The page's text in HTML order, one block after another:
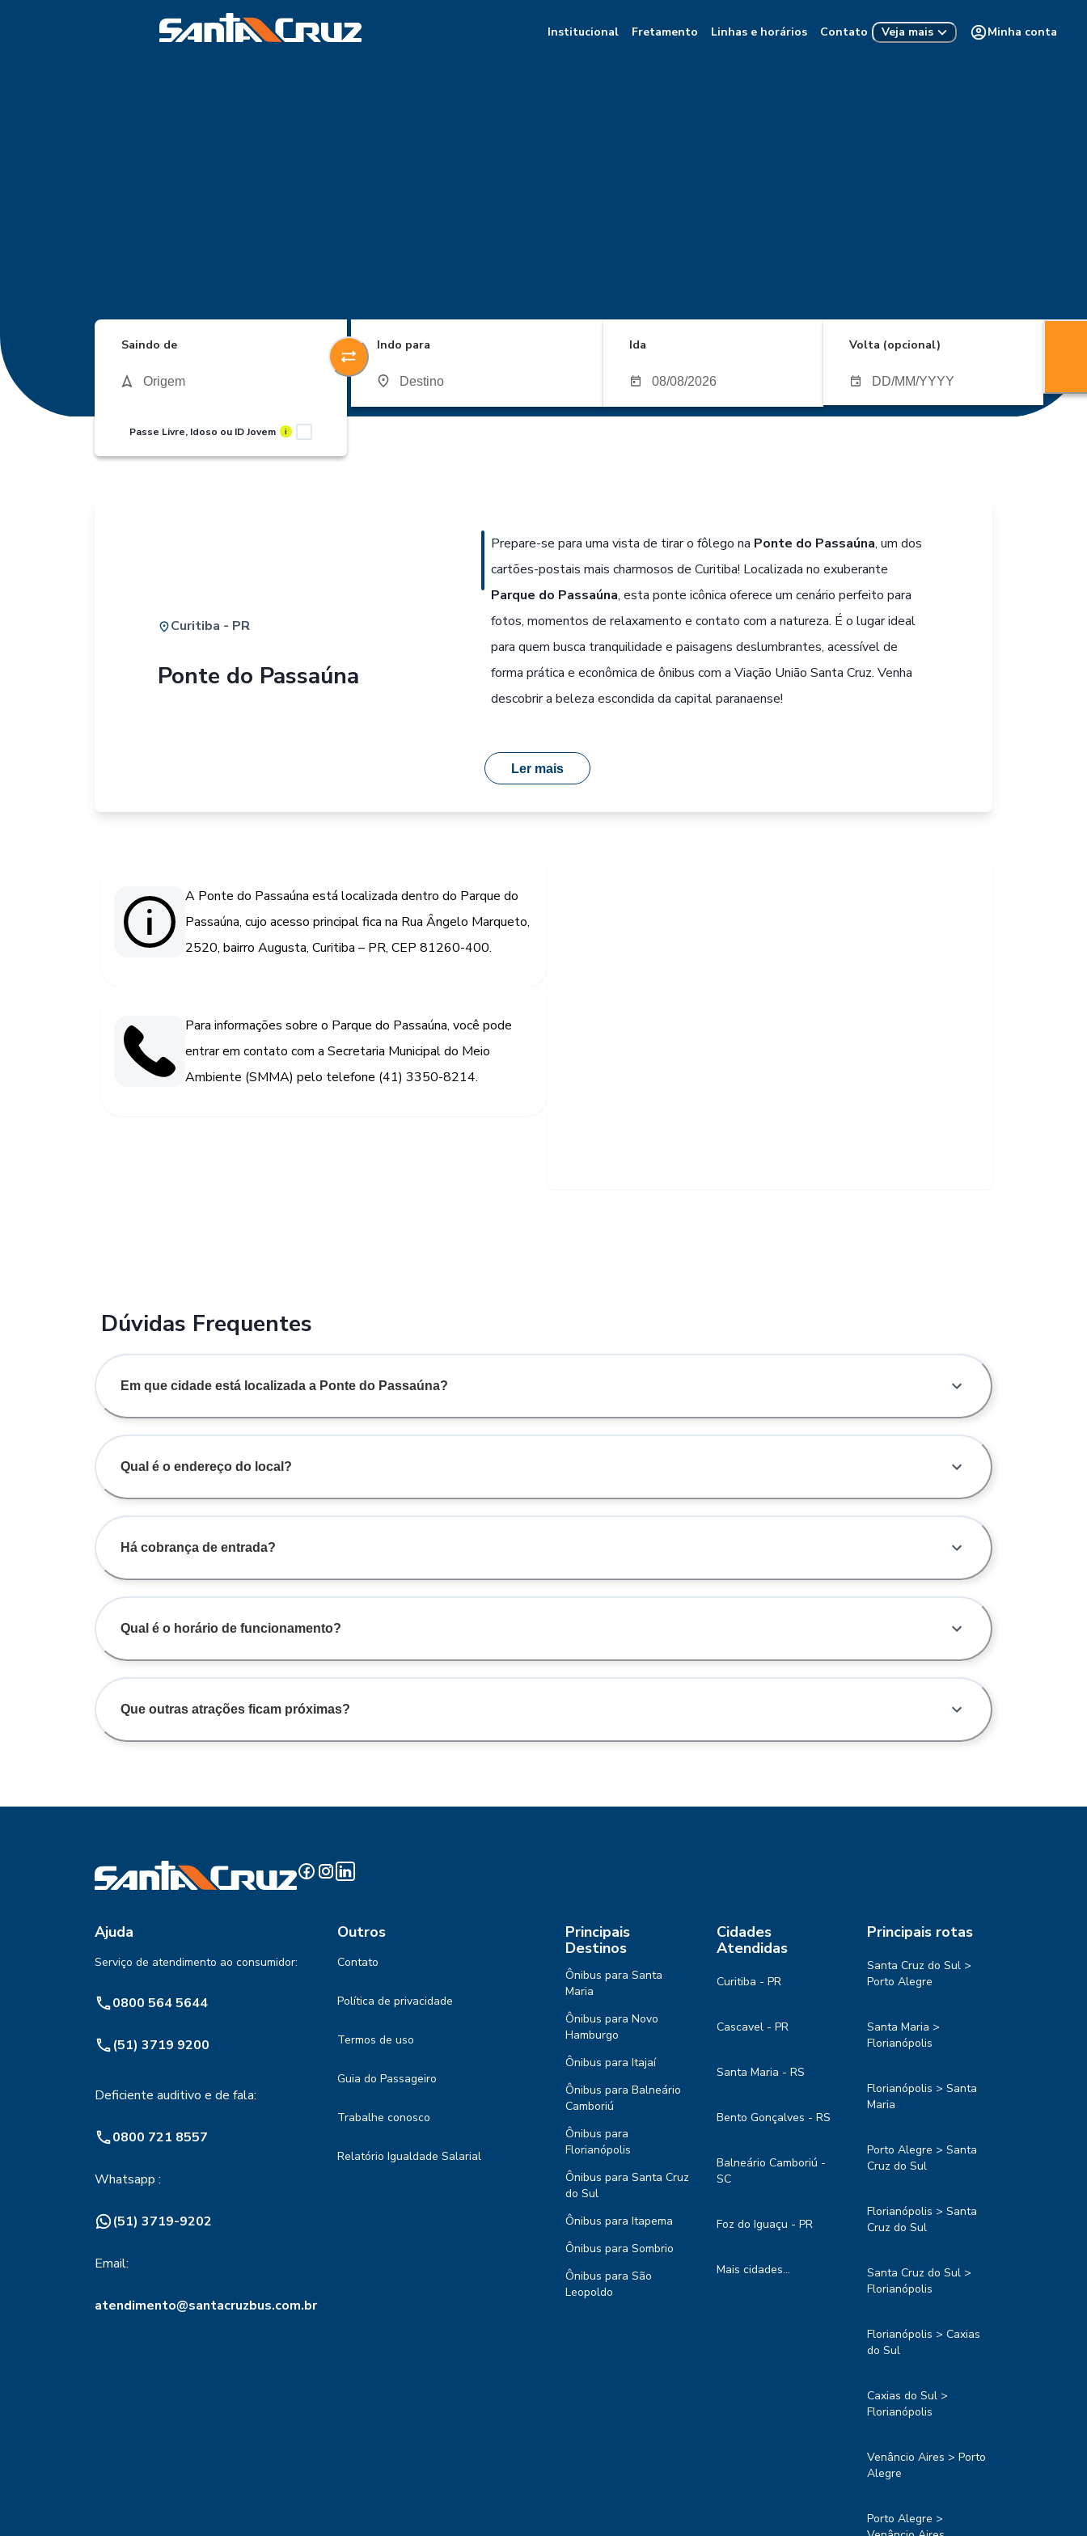
Institucional Fretamento Linhas e horários Contato Veja mais Minha conta
Saindo de
Passe Livre, Idoso ou ID Jovem i
Indo para Ida Volta (opcional)
Curitiba - PR
Ponte do Passaúna
Prepare-se para uma vista de tirar o fôlego na Ponte do Passaúna, um dos
cartões-postais mais charmosos de Curitiba! Localizada no exuberante
Parque do Passaúna, esta ponte icônica oferece um cenário perfeito para
fotos, momentos de relaxamento e contato com a natureza. É o lugar ideal
para quem busca tranquilidade e paisagens deslumbrantes, acessível de
forma prática e econômica de ônibus com a Viação União Santa Cruz. Venha
descobrir a beleza escondida da capital paranaense!
Ler mais
A Ponte do Passaúna está localizada dentro do Parque do
Passaúna, cujo acesso principal fica na Rua Ângelo Marqueto,
2520, bairro Augusta, Curitiba – PR, CEP 81260-400.
Para informações sobre o Parque do Passaúna, você pode
entrar em contato com a Secretaria Municipal do Meio
Ambiente (SMMA) pelo telefone (41) 3350-8214.
Dúvidas Frequentes
Em que cidade está localizada a Ponte do Passaúna?
Qual é o endereço do local?
Há cobrança de entrada?
Qual é o horário de funcionamento?
Que outras atrações ficam próximas?
Ajuda
Serviço de atendimento ao consumidor:
0800 564 5644
(51) 3719 9200
Deficiente auditivo e de fala:
0800 721 8557
Whatsapp :
(51) 3719-9202
Email:
atendimento@santacruzbus.com.br
Outros
Contato
Política de privacidade
Termos de uso
Guia do Passageiro
Trabalhe conosco
Relatório Igualdade Salarial
Principais
Destinos
Ônibus para Santa
Maria
Ônibus para Novo
Hamburgo
Ônibus para Itajaí
Ônibus para Balneário
Camboriú
Ônibus para
Florianópolis
Ônibus para Santa Cruz
do Sul
Ônibus para Itapema
Ônibus para Sombrio
Ônibus para São
Leopoldo
Cidades
Atendidas
Curitiba - PR
Cascavel - PR
Santa Maria - RS
Bento Gonçalves - RS
Balneário Camboriú -
SC
Foz do Iguaçu - PR
Mais cidades...
Principais rotas
Santa Cruz do Sul >
Porto Alegre
Santa Maria >
Florianópolis
Florianópolis > Santa
Maria
Porto Alegre > Santa
Cruz do Sul
Florianópolis > Santa
Cruz do Sul
Santa Cruz do Sul >
Florianópolis
Florianópolis > Caxias
do Sul
Caxias do Sul >
Florianópolis
Venâncio Aires > Porto
Alegre
Porto Alegre >